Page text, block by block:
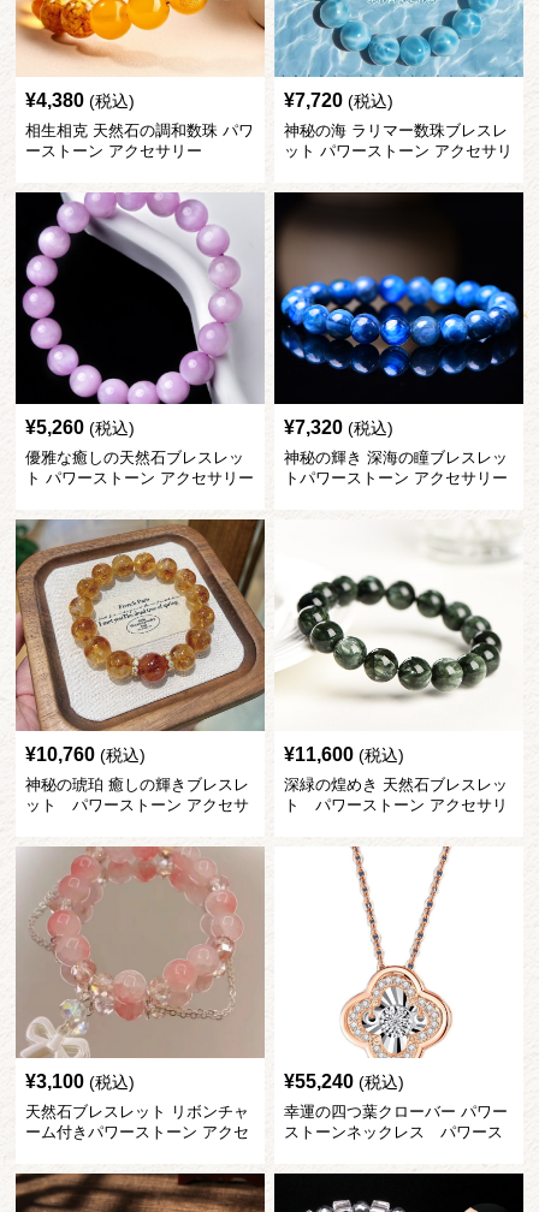
¥4,380 (税込)
相生相克 天然石の調和数珠 パワ
ーストーン アクセサリー
¥7,720 (税込)
神秘の海 ラリマー数珠ブレスレ
ット パワーストーン アクセサリ
¥5,260 (税込)
優雅な癒しの天然石ブレスレッ
ト パワーストーン アクセサリー
¥7,320 (税込)
神秘の輝き 深海の瞳ブレスレッ
トパワーストーン アクセサリー
¥10,760 (税込)
神秘の琥珀 癒しの輝きブレスレ
ット パワーストーン アクセサ
¥11,600 (税込)
深緑の煌めき 天然石ブレスレッ
ト パワーストーン アクセサリ
¥3,100 (税込)
天然石ブレスレット リボンチャ
ーム付きパワーストーン アクセ
¥55,240 (税込)
幸運の四つ葉クローバー パワー
ストーンネックレス パワース